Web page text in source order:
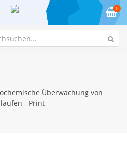
0
Überwachung von
- Print